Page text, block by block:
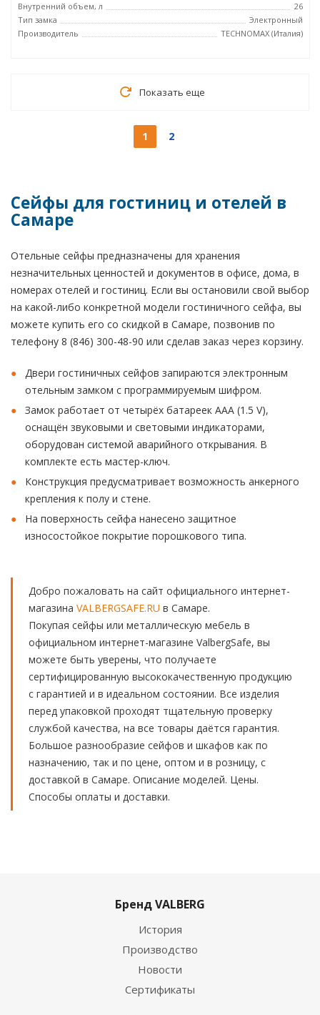
Внутренний объем, л
26
Тип замка
Электронный
Производитель
TECHNOMAX (Италия)
Показать еще
1 2
Сейфы для гостиниц и отелей в
Самаре
Отельные сейфы предназначены для хранения
незначительных ценностей и документов в офисе, дома, в
номерах отелей и гостиниц. Если вы остановили свой выбор
на какой-либо конкретной модели гостиничного сейфа, вы
можете купить его со скидкой в Самаре, позвонив по
телефону 8 (846) 300-48-90 или сделав заказ через корзину.
Двери гостиничных сейфов запираются электронным
отельным замком с программируемым шифром.
Замок работает от четырёх батареек ААA (1.5 V),
оснащён звуковыми и световыми индикаторами,
оборудован системой аварийного открывания. В
комплекте есть мастер-ключ.
Конструкция предусматривает возможность анкерного
крепления к полу и стене.
На поверхность сейфа нанесено защитное
износостойкое покрытие порошкового типа.
Добро пожаловать на сайт официального интернет-
магазина VALBERGSAFE.RU в Самаре.
Покупая сейфы или металлическую мебель в
официальном интернет-магазине ValbergSafe, вы
можете быть уверены, что получаете
сертифицированную высококачественную продукцию
с гарантией и в идеальном состоянии. Все изделия
перед упаковкой проходят тщательную проверку
службой качества, на все товары даётся гарантия.
Большое разнообразие сейфов и шкафов как по
назначению, так и по цене, оптом и в розницу, с
доставкой в Самаре. Описание моделей. Цены.
Способы оплаты и доставки.
Бренд VALBERG
История
Производство
Новости
Сертификаты